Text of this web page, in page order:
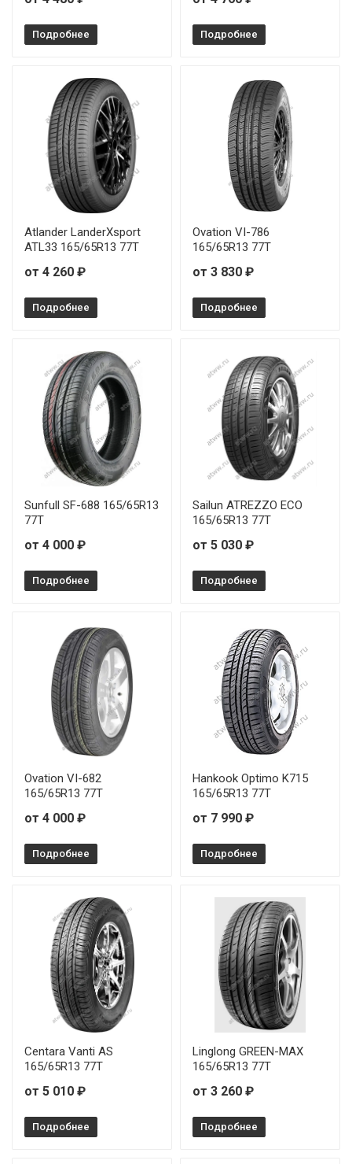
Подробнее Подробнее
Atlander LanderXsport
ATL33 165/65R13 77T
от 4 260 ₽
Подробнее
Ovation VI-786
165/65R13 77T
от 3 830 ₽
Подробнее
Sunfull SF-688 165/65R13
77T
от 4 000 ₽
Подробнее
Sailun ATREZZO ECO
165/65R13 77T
от 5 030 ₽
Подробнее
Ovation VI-682
165/65R13 77T
от 4 000 ₽
Подробнее
Hankook Optimo K715
165/65R13 77T
от 7 990 ₽
Подробнее
Centara Vanti AS
165/65R13 77T
от 5 010 ₽
Подробнее
Linglong GREEN-MAX
165/65R13 77T
от 3 260 ₽
Подробнее